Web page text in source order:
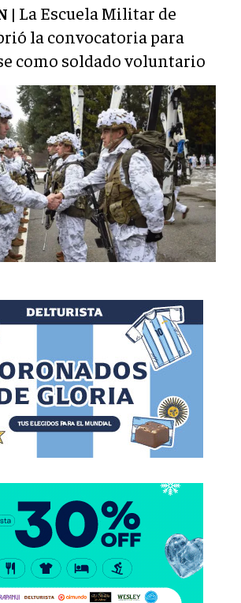
| La Escuela Militar de
la convocatoria para
como soldado voluntario